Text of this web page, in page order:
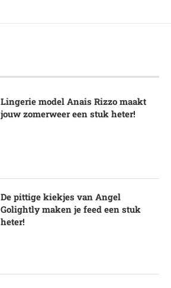
Lingerie model Anais Rizzo maakt
jouw zomerweer een stuk heter!
De pittige kiekjes van Angel
Golightly maken je feed een stuk
heter!